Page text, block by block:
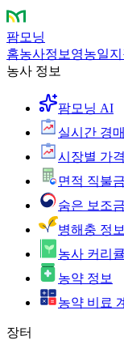
팜모닝
홈농사정보 영농일지
농사 정보
팜모닝 AI
실시간 경
시장별 가격
면적 직불
숨은 보조금
병해충 정보
농사 커리
농약 정보
농약 비료
장터